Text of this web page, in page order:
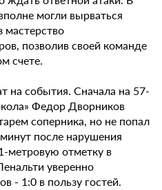
могли вырваться
мастерство
позволив своей команде
счете.
на события. Сначала на 57-
Федор Дворников
соперника, но не попал
после нарушения
метровую отметку в
уверенно
- 1:0 в пользу гостей.